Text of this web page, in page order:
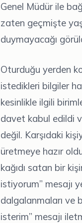
Genel Müdür ile
zaten geçmişte
duymayacağı
Oturduğu yerden
istedikleri bilgiler
kesinlikle ilgili
davet kabul edildi
değil. Karşıdaki
üretmeye hazır
kağıdı satan bir
istiyorum” mesajı
dalgalanmaları ve
isterim” mesajı